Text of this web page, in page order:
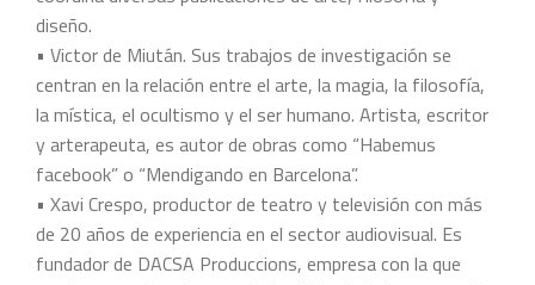
diseño.
• Victor de Miután. Sus trabajos de investigación se
centran en la relación entre el arte, la magia, la filosofía,
la mística, el ocultismo y el ser humano. Artista, escritor
y arterapeuta, es autor de obras como “Habemus
facebook” o “Mendigando en Barcelona”.
• Xavi Crespo, productor de teatro y televisión con más
de 20 años de experiencia en el sector audiovisual. Es
fundador de DACSA Produccions, empresa con la que